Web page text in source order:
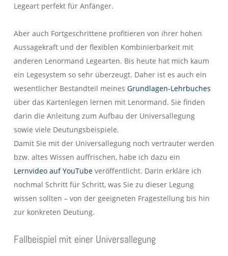
Legeart perfekt für Anfänger.
Aber auch Fortgeschrittene profitieren von ihrer hohen
Aussagekraft und der flexiblen Kombinierbarkeit mit
anderen Lenormand Legearten. Bis heute hat mich kaum
ein Legesystem so sehr überzeugt. Daher ist es auch ein
wesentlicher Bestandteil meines Grundlagen-Lehrbuches
über das Kartenlegen lernen mit Lenormand. Sie finden
darin die Anleitung zum Aufbau der Universallegung
sowie viele Deutungsbeispiele.
Damit Sie mit der Universallegung noch vertrauter werden
bzw. altes Wissen auffrischen, habe ich dazu ein
Lernvideo auf YouTube veröffentlicht. Darin erkläre ich
nochmal Schritt für Schritt, was Sie zu dieser Legung
wissen sollten – von der geeigneten Fragestellung bis hin
zur konkreten Deutung.
Fallbeispiel mit einer Universallegung